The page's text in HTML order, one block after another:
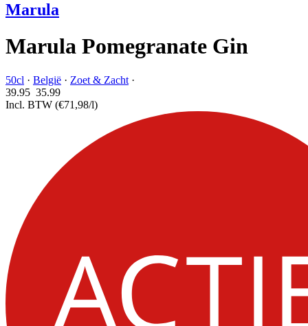
Marula
Marula Pomegranate Gin
50cl · België · Zoet & Zacht ·
39.95 35.99
Incl. BTW (€71,98/l)